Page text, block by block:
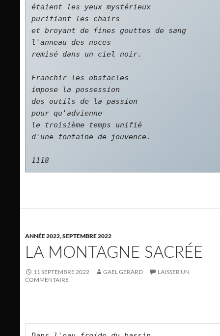
étaient les yeux mystérieux
purifiant les chairs
et broyant de fines gouttes de sang
l'anneau des noces
remisé dans un ciel noir.
Franchir les obstacles
impose la possession
des outils de la passion
pour qu'advienne
le troisième temps unifié
d'une fontaine de jouvence.
1118
ANNÉE 2022,SEPTEMBRE 2022
LA MONTAGNE SACRÉE
11 SEPTEMBRE 2022 GAEL GERARD
LAISSER UN
COMMENTAIRE